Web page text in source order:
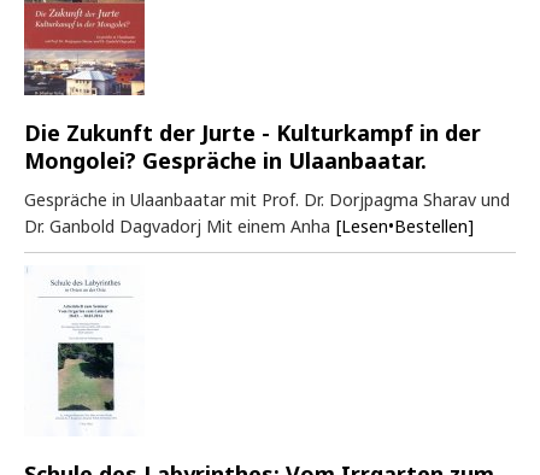
Die Zukunft der Jurte - Kulturkampf in der
Mongolei? Gespräche in Ulaanbaatar.
Gespräche in Ulaanbaatar mit Prof. Dr. Dorjpagma Sharav und
Dr. Ganbold Dagvadorj Mit einem Anha [Lesen•Bestellen]